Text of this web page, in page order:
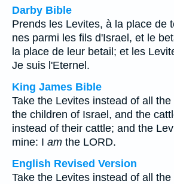
Darby Bible
Prends les Levites, à la place de
nes parmi les fils d'Israel, et le
la place de leur betail; et les
Je suis l'Eternel.
King James Bible
Take the Levites instead of all
the children of Israel, and the
instead of their cattle; and the
mine: I am the LORD.
English Revised Version
Take the Levites instead of all